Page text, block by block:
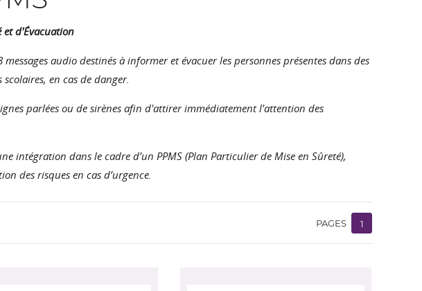
et d'Évacuation
audio destinés à informer et évacuer les personnes présentes dans des
en cas de danger.
parlées ou de sirènes afin d'attirer immédiatement l'attention des
intégration dans le cadre d’un PPMS (Plan Particulier de Mise en Sûreté),
des risques en cas d’urgence.
PAGES 1